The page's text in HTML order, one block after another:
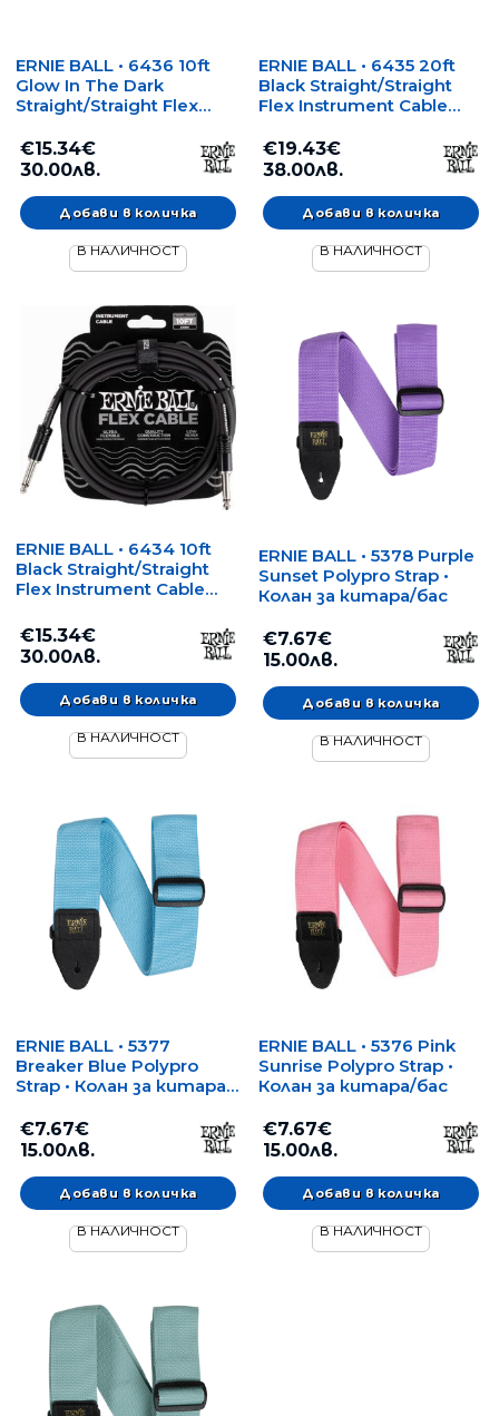
ERNIE BALL • 6436 10ft
Glow In The Dark
Straight/Straight Flex
• Инструментален
кабел (светещ в
€15.34€
30.00лв.
В НАЛИЧНОСТ
ERNIE BALL • 6435 20ft
Black Straight/Straight
Flex Instrument Cable
Инструментален кабел
€19.43€
38.00лв.
В НАЛИЧНОСТ
ERNIE BALL • 6434 10ft
Black Straight/Straight
Flex Instrument Cable
Инструментален кабел
€15.34€
30.00лв.
В НАЛИЧНОСТ
ERNIE BALL • 5378 Purple
Sunset Polypro Strap •
Колан за китара/бас
€7.67€
15.00лв.
В НАЛИЧНОСТ
ERNIE BALL • 5377
Breaker Blue Polypro
Strap • Колан за китара/
€7.67€
15.00лв.
В НАЛИЧНОСТ
ERNIE BALL • 5376 Pink
Sunrise Polypro Strap •
Колан за китара/бас
€7.67€
15.00лв.
В НАЛИЧНОСТ